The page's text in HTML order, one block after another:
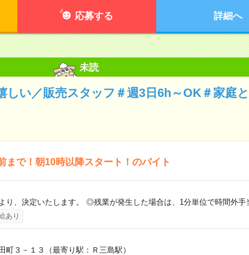
応募する 詳細へ
未読
しい／販売スタッフ＃週3日6h～OK＃家庭
まで！朝10時以降スタート！のバイト
り、決定いたします。 ◎残業が発生した場合は、1分単位で時間外手
あり
町３－１３（最寄り駅：Ｒ三島駅）